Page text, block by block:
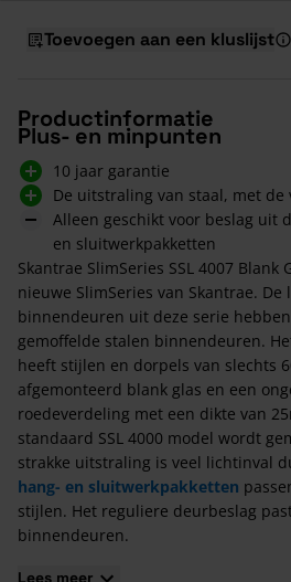
Toevoegen aan een kluslijst
Productinformatie
Plus- en minpunten
10 jaar garantie
De uitstraling van staal, met
Alleen geschikt voor beslag uit
en sluitwerkpakketten
Skantrae SlimSeries SSL 4007
nieuwe SlimSeries van Skantrae. De
binnendeuren uit deze serie
gemoffelde stalen binnendeuren.
heeft stijlen en dorpels van slechts
afgemonteerd blank glas en een
roedeverdeling met een dikte van
standaard SSL 4000 model wordt
strakke uitstraling is veel lichtinval
hang- en sluitwerkpakketten
stijlen. Het reguliere deurbeslag
binnendeuren.
Kenmerken van de Skantrae
Lees meer